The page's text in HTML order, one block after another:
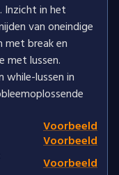
Inzicht in het
van oneindige
met break en
met lussen.
lussen in
Voorbeeld
Voorbeeld
Voorbeeld